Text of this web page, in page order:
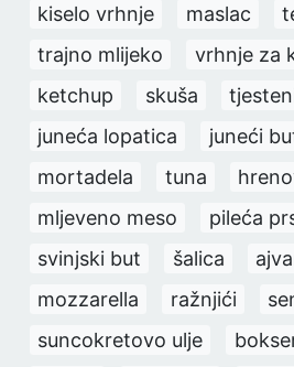
kiselo vrhnje
maslac
trajno mlijeko
vrhnje za
ketchup
skuša
juneća lopatica
juneći
mortadela
tuna
mljeveno meso
pileća
svinjski but
šalica
mozzarella
ražnjići
suncokretovo ulje